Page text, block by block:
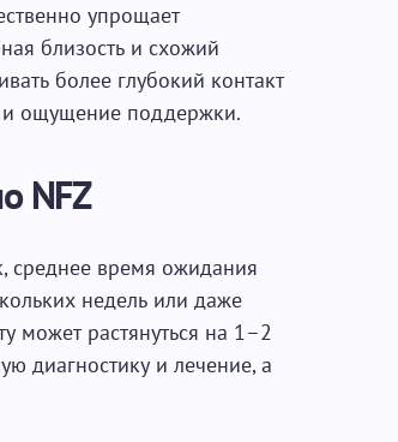
упрощает
близость и схожий
более глубокий контакт
и ощущение поддержки.
NFZ
среднее время ожидания
недель или даже
может растянуться на 1–2
диагностику и лечение, а